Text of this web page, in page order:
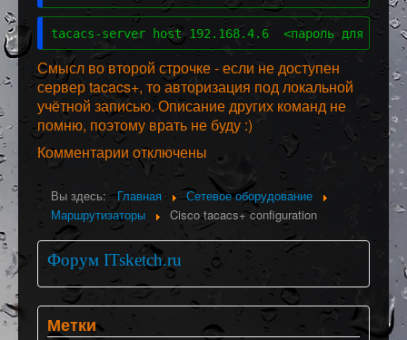
tacacs-server host 192.168.4.6  <пароль для
Смысл во второй строчке - если не доступен
сервер tacacs+, то авторизация под локальной
учётной записью. Описание других команд не
помню, поэтому врать не буду :)
Комментарии отключены
Вы здесь: Главная
Сетевое оборудование
Маршрутизаторы
Cisco tacacs+ configuration
Форум ITsketch.ru
Метки